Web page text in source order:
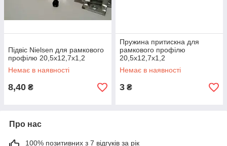
Підвіс Nielsen для рамкового
профілю 20,5х12,7х1,2
Немає в наявності
8,40 ₴
Пружина притискна для
рамкового профілю
20,5х12,7х1,2
Немає в наявності
3 ₴
Про нас
100% позитивних з 7 відгуків за рік